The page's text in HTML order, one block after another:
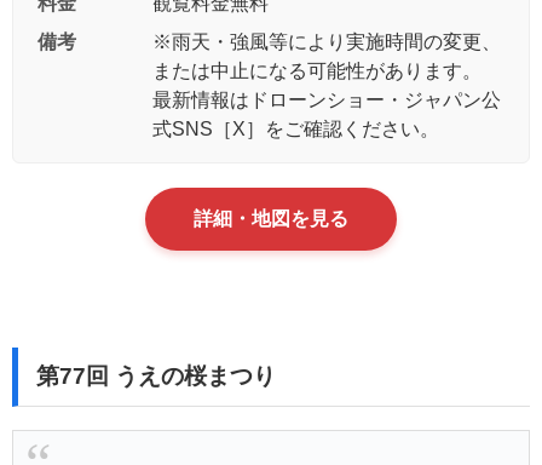
備考
※雨天・強風等により実施時間の変更、
または中止になる可能性があります。
最新情報はドローンショー・ジャパン公
式SNS［X］をご確認ください。
詳細・地図を見る
第77回 うえの桜まつり